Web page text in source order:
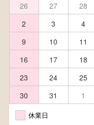
26 27 28
2
3 4
9
10 11
16
17 18
23
24 25
30
31 1
休業日